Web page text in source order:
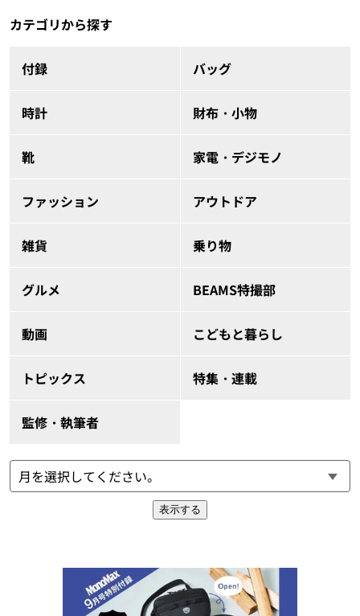
カテゴリから探す
付録 バッグ
時計 財布・小物
靴 家電・デジモノ
ファッション アウトドア
雑貨 乗り物
グルメ BEAMS特撮部
動画 こどもと暮らし
トピックス 特集・連載
監修・執筆者
表示する